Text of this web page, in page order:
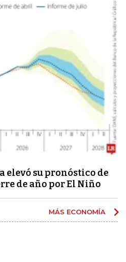
elevó su pronóstico de
de año por El Niño
MÁS ECONOMÍA